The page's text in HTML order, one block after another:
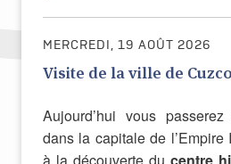
MERCREDI, 19 AOÛT 2026
Visite de la ville de Cuzco
Aujourd’hui vous
dans la capitale de l’Empire